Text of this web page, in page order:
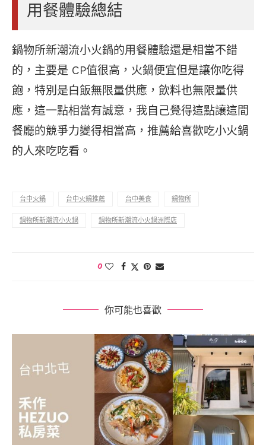
用餐體驗總結
鍋物所新潮流小火鍋的用餐體驗還是相當不錯
的，主要是 CP值很高，火鍋便宜但是讓你吃得
飽，特別是白飯無限量供應，飲料也無限量供
應，這一點相當有誠意，我自己覺得這點讓這間
餐廳的競爭力變得相當高，推薦給喜歡吃小火鍋
的人來吃吃看。
台中火鍋 台中火鍋推薦 台中美食 鍋物所
鍋物所新潮流小火鍋 鍋物所新潮流小火鍋洲際店
0
你可能也喜歡